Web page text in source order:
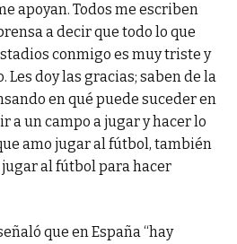
apoyan. Todos me escriben
a decir que todo lo que
conmigo es muy triste y
Les doy las gracias; saben de la
en qué puede suceder en
a un campo a jugar y hacer lo
amo jugar al fútbol, también
al fútbol para hacer
que en España “hay